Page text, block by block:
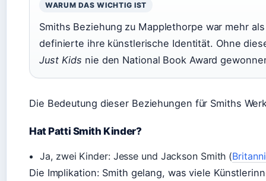
WARUM DAS WICHTIG IST
Smiths Beziehung zu Mapplethorpe war mehr
definierte ihre künstlerische Identität. Ohne
Just Kids nie den National Book Award
Die Bedeutung dieser Beziehungen für Smiths
Hat Patti Smith Kinder?
Ja, zwei Kinder: Jesse und Jackson Smith (
Die Implikation: Smith gelang, was viele